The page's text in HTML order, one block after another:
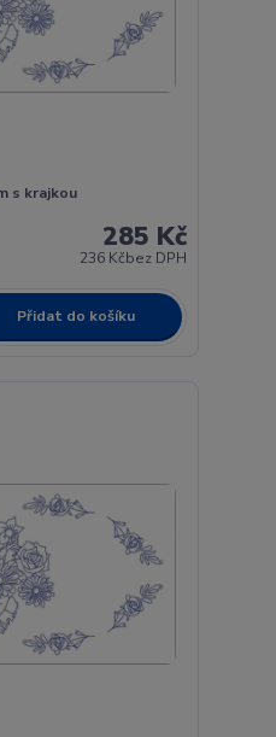
s krajkou
285 Kč
236 Kčbez DPH
Přidat do košíku